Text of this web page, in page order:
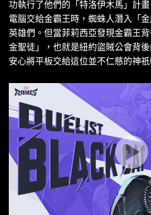
功執行了他們的「特洛伊木馬」計
電腦交給金霸王時，蜘蛛人潛入「
英雄們。但當菲莉西亞發現金霸王
金聖徒」，也就是紐約盜賊公會背
安心將平板交給這位並不仁慈的神祇